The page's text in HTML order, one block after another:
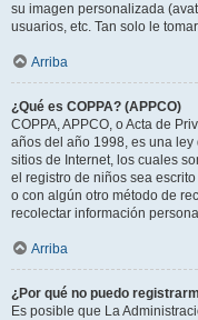
su imagen personalizada
usuarios, etc. Tan solo le
Arriba
¿Qué es COPPA? (APPCO)
COPPA, APPCO, o Acta de
años del año 1998, es una
sitios de Internet, los cuales
el registro de niños sea
o con algún otro método de
recolectar información
Arriba
¿Por qué no puedo
Es posible que La